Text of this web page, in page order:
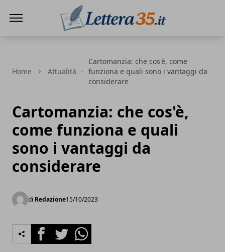
Home Attualità
Cartomanzia: che cos'è, come
funziona e quali sono i vantaggi da
considerare
Cartomanzia: che cos'è,
come funziona e quali
sono i vantaggi da
considerare
di Redazione15/10/2023
FacebookTwitterWhatsapp